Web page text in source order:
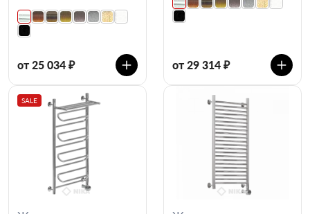
от 25 034 ₽ от 29 314 ₽
SALE